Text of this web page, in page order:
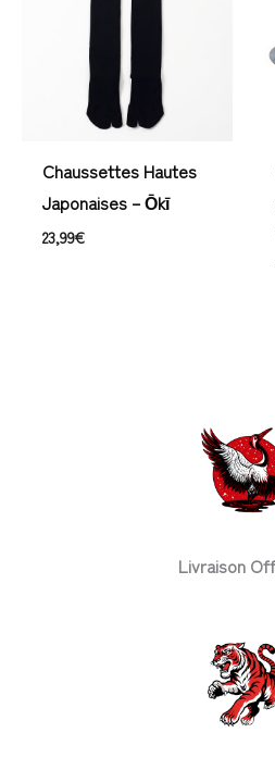
Chaussettes Hautes
Japonaises – Ōkī
23,99€
Livraison